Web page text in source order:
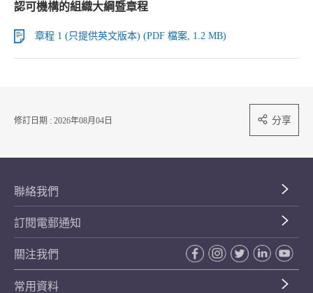
認可機構的組織大綱暨章程
章程 1 (只提供英文版本) (PDF 檔案, 1.2 MB)
修訂日期 : 2026年08月04日 分享
聯絡我們
訂閱電郵通知
關注我們
常用資料